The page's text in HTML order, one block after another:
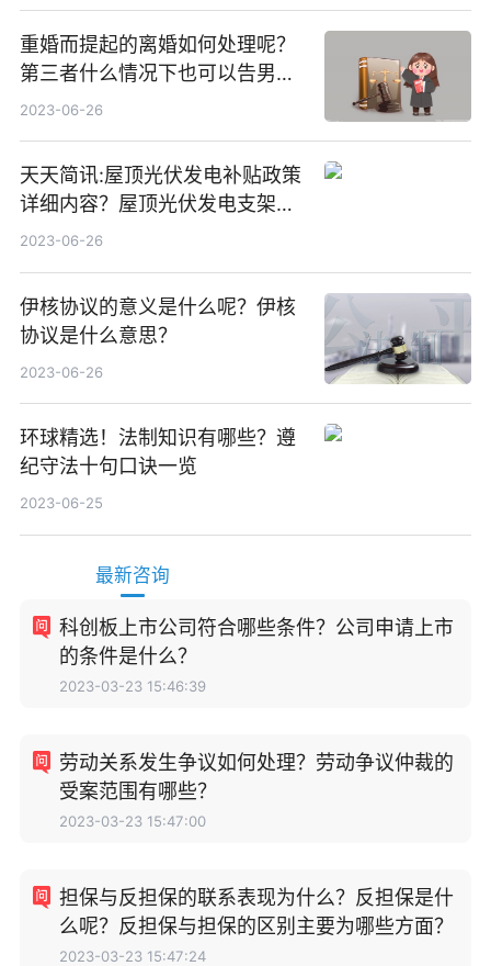
重婚而提起的离婚如何处理呢？
第三者什么情况下也可以告男人
重婚罪呢？
2023-06-26
天天简讯:屋顶光伏发电补贴政策
详细内容？屋顶光伏发电支架价
格一般是多少？
2023-06-26
伊核协议的意义是什么呢？伊核
协议是什么意思？
2023-06-26
环球精选！法制知识有哪些？遵
纪守法十句口诀一览
2023-06-25
最新咨询
科创板上市公司符合哪些条件？公司申请上市
的条件是什么？
2023-03-23 15:46:39
劳动关系发生争议如何处理？劳动争议仲裁的
受案范围有哪些？
2023-03-23 15:47:00
担保与反担保的联系表现为什么？反担保是什
么呢？反担保与担保的区别主要为哪些方面？
2023-03-23 15:47:24